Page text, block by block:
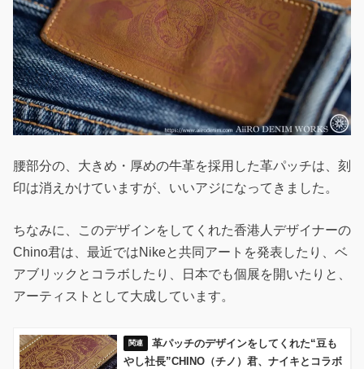
腰部分の、大きめ・厚めの牛革を採用した革パッチは、刻
印は消えかけていますが、いいアジになってきました。
ちなみに、このデザインをしてくれた香港人デザイナーの
Chino君は、最近ではNikeと共同アートを発表したり、ベ
アブリックとコラボしたり、日本でも個展を開いたりと、
アーティストとして大成しています。
革パッチのデザインをしてくれた“豆も
やし社長”CHINO（チノ）君、ナイキとコラボ